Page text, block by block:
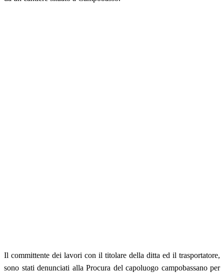
Il committente dei lavori con il titolare della ditta ed il trasportatore,
sono stati denunciati alla Procura del capoluogo campobassano per